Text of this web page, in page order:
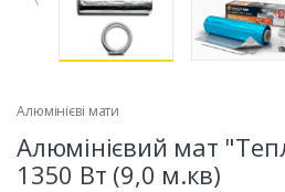
Алюмінієві мати
Алюмінієвий мат
1350 Вт (9,0 м.кв)